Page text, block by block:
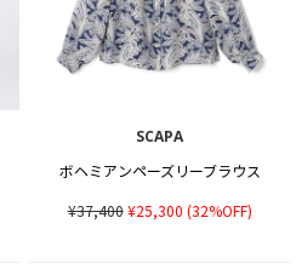
SCAPA
ボヘミアンペーズリーブラウス
¥37,400¥25,300 (32%OFF)